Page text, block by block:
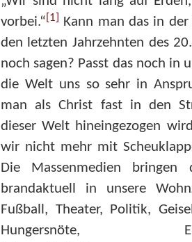
vorbei.“ [1]
Kann man das in
den letzten Jahrzehnten des
noch sagen? Passt das noch in
die Welt uns so sehr in
man als Christ fast in den
dieser Welt hineingezogen
wir nicht mehr mit
Die Massenmedien bringen
brandaktuell in unsere
Fußball, Theater, Politik,
Hungersnöte,